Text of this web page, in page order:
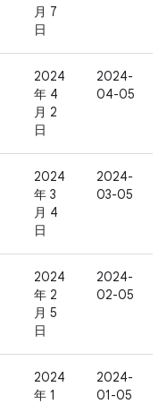
月 7
日
2024
年 4
月 2
日
2024-
04-05
2024
年 3
月 4
日
2024-
03-05
2024
年 2
月 5
日
2024-
02-05
2024
年 1
2024-
01-05